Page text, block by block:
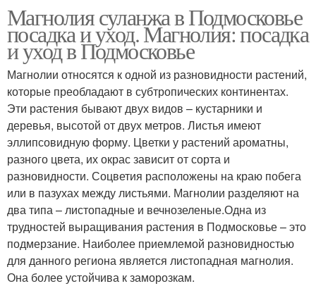
Магнолия суланжа в Подмосковье
посадка и уход. Магнолия: посадка
и уход в Подмосковье
Магнолии относятся к одной из разновидности растений,
которые преобладают в субтропических континентах.
Эти растения бывают двух видов – кустарники и
деревья, высотой от двух метров. Листья имеют
эллипсовидную форму. Цветки у растений ароматны,
разного цвета, их окрас зависит от сорта и
разновидности. Соцветия расположены на краю побега
или в пазухах между листьями. Магнолии разделяют на
два типа – листопадные и вечнозеленые.Одна из
трудностей выращивания растения в Подмосковье – это
подмерзание. Наиболее приемлемой разновидностью
для данного региона является листопадная магнолия.
Она более устойчива к заморозкам.